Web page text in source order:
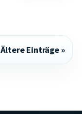
Ältere Einträge